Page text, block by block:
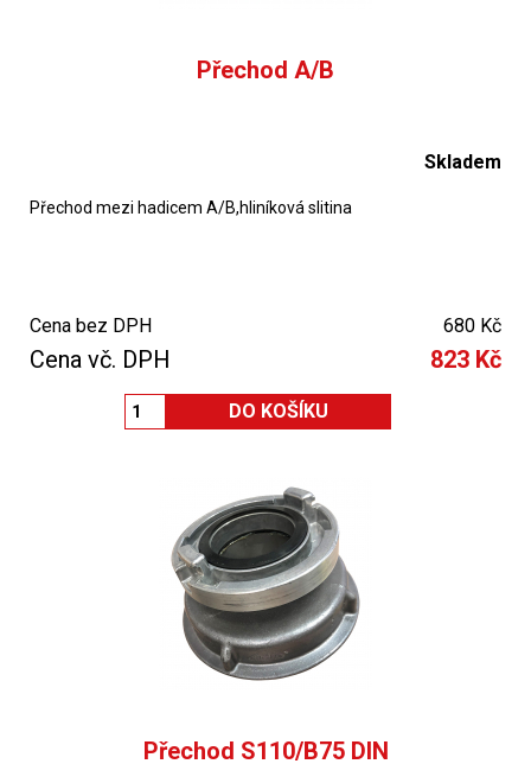
Přechod A/B
Skladem
Přechod mezi hadicem A/B,hliníková slitina
Cena bez DPH 680 Kč
Cena vč. DPH 823 Kč
Přechod S110/B75 DIN